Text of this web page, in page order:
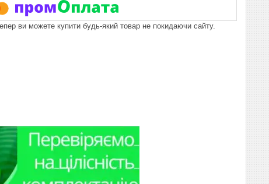
ви можете купити будь-який товар не покидаючи сайту.